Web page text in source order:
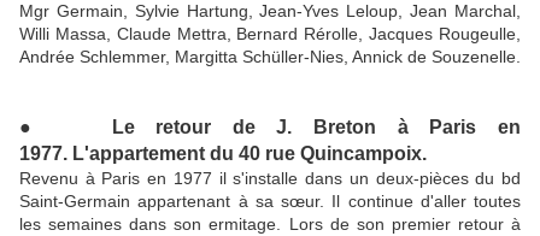
Mgr Germain, Sylvie Hartung, Jean-Yves Leloup, Jean Marchal,
Willi Massa, Claude Mettra, Bernard Rérolle, Jacques Rougeulle,
Andrée Schlemmer, Margitta Schüller-Nies, Annick de Souzenelle.
●
Le retour de J. Breton à Paris en
1977. L'appartement du 40 rue Quincampoix.
Revenu à Paris en 1977 il s'installe dans un deux-pièces du bd
Saint-Germain appartenant à sa sœur. Il continue d'aller toutes
les semaines dans son ermitage. Lors de son premier retour à